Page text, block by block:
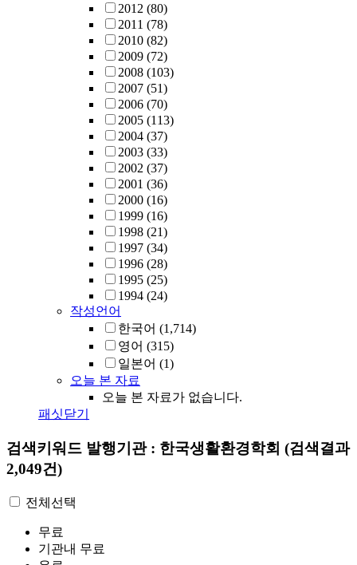
2012 (80)
2011 (78)
2010 (82)
2009 (72)
2008 (103)
2007 (51)
2006 (70)
2005 (113)
2004 (37)
2003 (33)
2002 (37)
2001 (36)
2000 (16)
1999 (16)
1998 (21)
1997 (34)
1996 (28)
1995 (25)
1994 (24)
작성언어
한국어 (1,714)
영어 (315)
일본어 (1)
오늘 본 자료
오늘 본 자료가 없습니다.
패싯닫기
검색키워드 발행기관 : 한국생활환경학회 (검색결과
2,049건)
전체선택
무료
기관내 무료